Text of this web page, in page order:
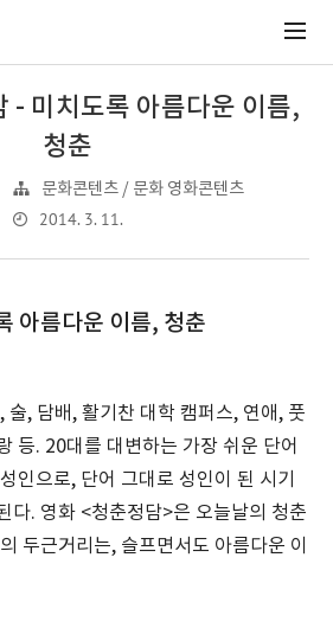
- 미치도록 아름다운 이름,
청춘
문화콘텐츠 / 문화 영화콘텐츠
2014. 3. 11.
아름다운 이름, 청춘
술, 담배, 활기찬 대학 캠퍼스, 연애, 풋
등. 20대를 대변하는 가장 쉬운 단어
인으로, 단어 그대로 성인이 된 시기
다. 영화 <청춘정담>은 오늘날의 청춘
두근거리는, 슬프면서도 아름다운 이